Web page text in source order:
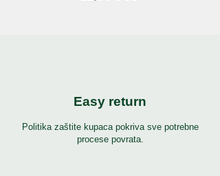
Easy return
Politika zaštite kupaca pokriva sve potrebne
procese povrata.